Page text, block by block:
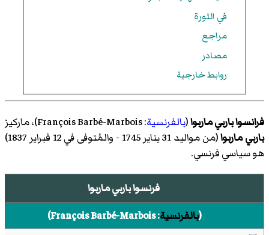
في الثورة
مراجع
مصادر
روابط خارجية
فرانسوا باربي ماربوا(بالفرنسية:
François Barbé-Marbois)‏، ماركيز
باربي ماربوا
(من مواليد 31 يناير 1745 - والمُتوفى في 12 فبراير 1837)
هو سياسي فرنسي.
فرنسوا باربي ماربوا
(بالفرنسية:
François Barbé-Marbois
)‏